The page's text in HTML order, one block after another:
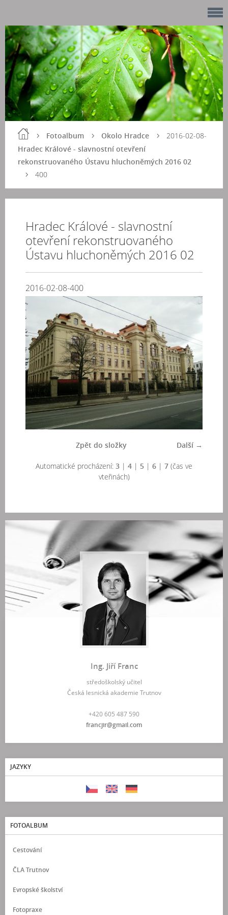
Fotoalbum
Okolo Hradce
Hradec Králové - slavnostní otevření
rekonstruovaného Ústavu hluchoněmých 2016 02
2016-02-08-
400
Hradec Králové - slavnostní
otevření rekonstruovaného
Ústavu hluchoněmých 2016 02
2016-02-08-400
Další →
Zpět do složky
Automatické procházení: 3 | 4 | 5 | 6 | 7 (čas ve
vteřinách)
Ing. Jiří Franc
středoškolský učitel
Česká lesnická akademie Trutnov
+420 605 487 590
francjir@gmail.com
JAZYKY
FOTOALBUM
Cestování
ČLA Trutnov
Evropské školství
Fotopraxe